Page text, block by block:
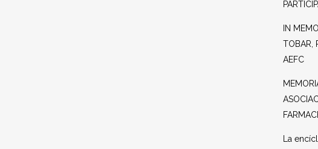
IN
TOBAR,
AEFC
La